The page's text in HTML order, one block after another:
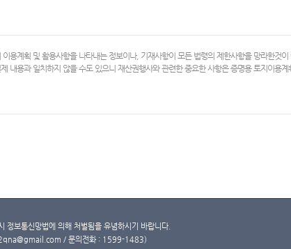
용계획 및 활용사항을 나타내는 정보이나, 기재사항이 모든 법령의 제한사항을 망라한것이
내용과 일치하지 않을 수도 있으니 재산권행사와 관련한 중요한 사항은 증명용 토지이용
정보통신망법에 의해 처벌됨을 유념하시기 바랍니다.
/ 문의전화 : 1599-1483)